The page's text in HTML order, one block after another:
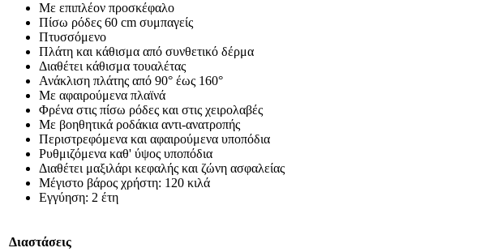
Με επιπλέον προσκέφαλο
Πίσω ρόδες 60 cm συμπαγείς
Πτυσσόμενο
Πλάτη και κάθισμα από συνθετικό δέρμα
Διαθέτει κάθισμα τουαλέτας
Ανάκλιση πλάτης από 90° έως 160°
Με αφαιρούμενα πλαϊνά
Φρένα στις πίσω ρόδες και στις χειρολαβές
Με βοηθητικά ροδάκια αντι-ανατροπής
Περιστρεφόμενα και αφαιρούμενα υποπόδια
Ρυθμιζόμενα καθ' ύψος υποπόδια
Διαθέτει μαξιλάρι κεφαλής και ζώνη ασφαλείας
Μέγιστο βάρος χρήστη: 120 κιλά
Εγγύηση: 2 έτη
Διαστάσεις